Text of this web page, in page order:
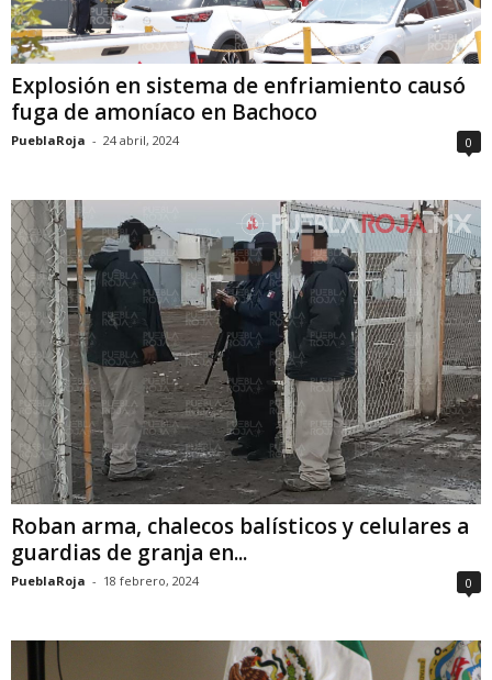
Explosión en sistema de enfriamiento causó
fuga de amoníaco en Bachoco
PueblaRoja - 24 abril, 2024 0
Roban arma, chalecos balísticos y celulares a
guardias de granja en...
PueblaRoja - 18 febrero, 2024 0